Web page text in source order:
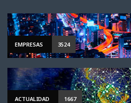
EMPRESAS 3524
ACTUALIDAD 1667